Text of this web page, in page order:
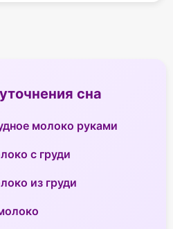
сна
молоко руками
с груди
из груди